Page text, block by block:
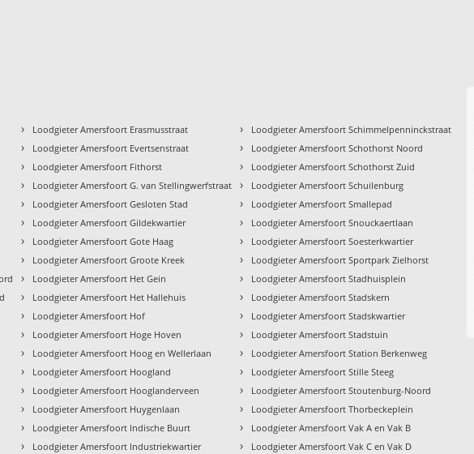
› Loodgieter Amersfoort Erasmusstraat
› Loodgieter Amersfoort Evertsenstraat
› Loodgieter Amersfoort Fithorst
› Loodgieter Amersfoort G. van Stellingwerfstraat
› Loodgieter Amersfoort Gesloten Stad
› Loodgieter Amersfoort Gildekwartier
› Loodgieter Amersfoort Gote Haag
› Loodgieter Amersfoort Groote Kreek
› Loodgieter Amersfoort Het Gein
› Loodgieter Amersfoort Het Hallehuis
› Loodgieter Amersfoort Hof
› Loodgieter Amersfoort Hoge Hoven
› Loodgieter Amersfoort Hoog en Wellerlaan
› Loodgieter Amersfoort Hoogland
› Loodgieter Amersfoort Hooglanderveen
› Loodgieter Amersfoort Huygenlaan
› Loodgieter Amersfoort Indische Buurt
› Loodgieter Amersfoort Industriekwartier
› Loodgieter Amersfoort Schimmelpenninckstraat
› Loodgieter Amersfoort Schothorst Noord
› Loodgieter Amersfoort Schothorst Zuid
› Loodgieter Amersfoort Schuilenburg
› Loodgieter Amersfoort Smallepad
› Loodgieter Amersfoort Snouckaertlaan
› Loodgieter Amersfoort Soesterkwartier
› Loodgieter Amersfoort Sportpark Zielhorst
› Loodgieter Amersfoort Stadhuisplein
› Loodgieter Amersfoort Stadskern
› Loodgieter Amersfoort Stadskwartier
› Loodgieter Amersfoort Stadstuin
› Loodgieter Amersfoort Station Berkenweg
› Loodgieter Amersfoort Stille Steeg
› Loodgieter Amersfoort Stoutenburg-Noord
› Loodgieter Amersfoort Thorbeckeplein
› Loodgieter Amersfoort Vak A en Vak B
› Loodgieter Amersfoort Vak C en Vak D